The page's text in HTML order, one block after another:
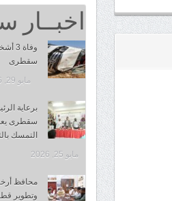
سقطرى
مايو 29, 2026
برعاية
سقطرى
التمسك
مايو 25, 2026
محافظ
وتطوير